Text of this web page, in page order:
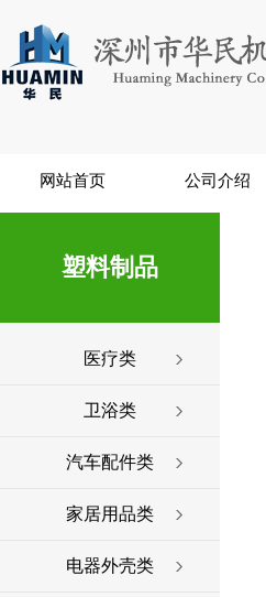
网站首页 公司介绍
塑料制品
医疗类
卫浴类
汽车配件类
家居用品类
电器外壳类